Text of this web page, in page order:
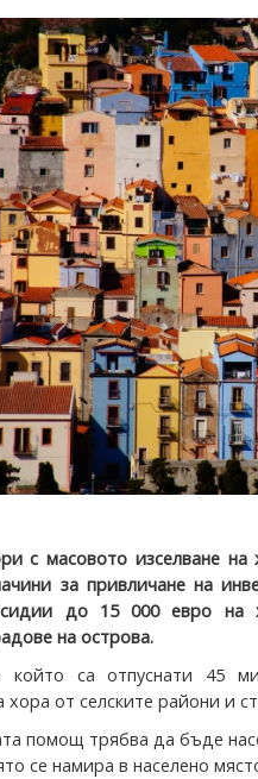
с масовото изселване
за привличане на
до 15 000 евро на
на острова.
който са отпуснати 45
хора от селските райони и
помощ трябва да бъде
се намира в населено